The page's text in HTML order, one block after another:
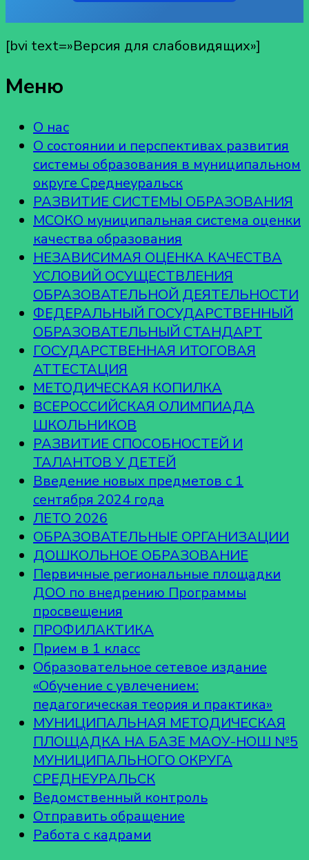
[bvi text=»Версия для слабовидящих»]
Меню
О нас
О состоянии и перспективах развития
системы образования в муниципальном
округе Среднеуральск
РАЗВИТИЕ СИСТЕМЫ ОБРАЗОВАНИЯ
МСОКО муниципальная система оценки
качества образования
НЕЗАВИСИМАЯ ОЦЕНКА КАЧЕСТВА
УСЛОВИЙ ОСУЩЕСТВЛЕНИЯ
ОБРАЗОВАТЕЛЬНОЙ ДЕЯТЕЛЬНОСТИ
ФЕДЕРАЛЬНЫЙ ГОСУДАРСТВЕННЫЙ
ОБРАЗОВАТЕЛЬНЫЙ СТАНДАРТ
ГОСУДАРСТВЕННАЯ ИТОГОВАЯ
АТТЕСТАЦИЯ
МЕТОДИЧЕСКАЯ КОПИЛКА
ВСЕРОССИЙСКАЯ ОЛИМПИАДА
ШКОЛЬНИКОВ
РАЗВИТИЕ СПОСОБНОСТЕЙ И
ТАЛАНТОВ У ДЕТЕЙ
Введение новых предметов с 1
сентября 2024 года
ЛЕТО 2026
ОБРАЗОВАТЕЛЬНЫЕ ОРГАНИЗАЦИИ
ДОШКОЛЬНОЕ ОБРАЗОВАНИЕ
Первичные региональные площадки
ДОО по внедрению Программы
просвещения
ПРОФИЛАКТИКА
Прием в 1 класс
Образовательное сетевое издание
«Обучение с увлечением:
педагогическая теория и практика»
МУНИЦИПАЛЬНАЯ МЕТОДИЧЕСКАЯ
ПЛОЩАДКА НА БАЗЕ МАОУ-НОШ №5
МУНИЦИПАЛЬНОГО ОКРУГА
СРЕДНЕУРАЛЬСК
Ведомственный контроль
Отправить обращение
Работа с кадрами